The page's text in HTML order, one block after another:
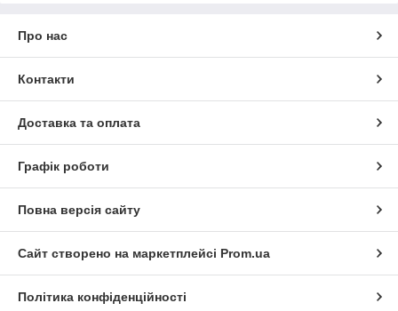
Про нас
Контакти
Доставка та оплата
Графік роботи
Повна версія сайту
Сайт створено на маркетплейсі Prom.ua
Політика конфіденційності